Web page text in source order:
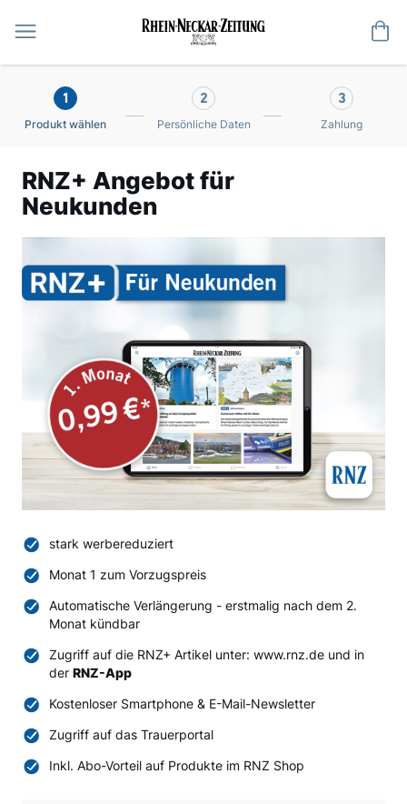
1
Produkt wählen
2
Persönliche Daten
3
Zahlung
RNZ+ Angebot für
Neukunden
stark werbereduziert
Monat 1 zum Vorzugspreis
Automatische Verlängerung - erstmalig nach dem 2.
Monat kündbar
Zugriff auf die RNZ+ Artikel unter: www.rnz.de und in
der RNZ-App
Kostenloser Smartphone & E-Mail-Newsletter
Zugriff auf das Trauerportal
Inkl. Abo-Vorteil auf Produkte im RNZ Shop